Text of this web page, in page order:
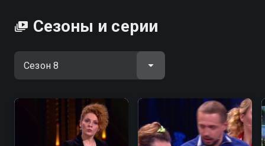
Сезоны и серии